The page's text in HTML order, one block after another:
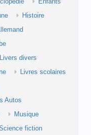
Enfants
Histoire
Livers divers
Livres scolaires
Autos
Musique
fiction